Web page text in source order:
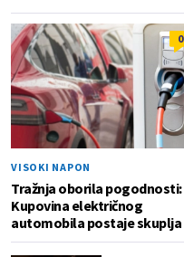
0
VISOKI NAPON
Tražnja oborila pogodnosti:
Kupovina električnog
automobila postaje skuplja